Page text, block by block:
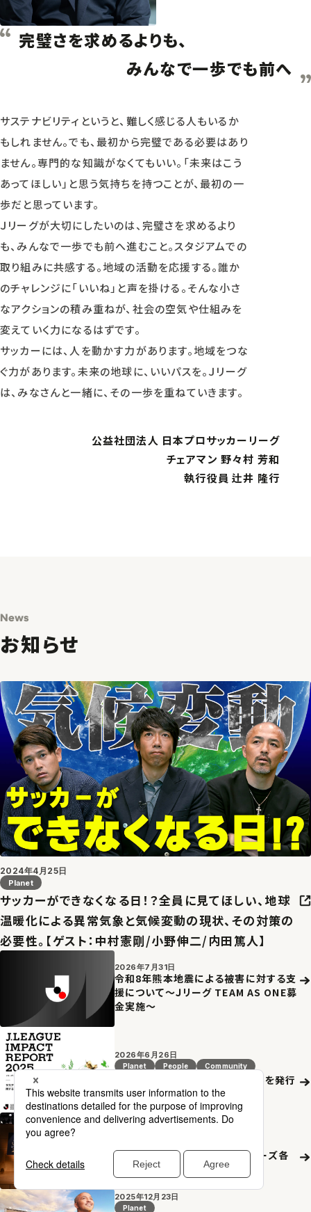
完璧さを求めるよりも、
みんなで一歩でも前へ
サステナビリティというと、難しく感じる人もいるか
もしれません。でも、最初から完璧である必要はあり
ません。専門的な知識がなくてもいい。「未来はこう
あってほしい」と思う気持ちを持つことが、最初の一
歩だと思っています。
Ｊリーグが大切にしたいのは、完璧さを求めるより
も、みんなで一歩でも前へ進むこと。スタジアムでの
取り組みに共感する。地域の活動を応援する。誰か
のチャレンジに「いいね」と声を掛ける。そんな小さ
なアクションの積み重ねが、社会の空気や仕組みを
変えていく力になるはずです。
サッカーには、人を動かす力があります。地域をつな
ぐ力があります。未来の地球に、いいパスを。Ｊリーグ
は、みなさんと一緒に、その一歩を重ねていきます。
公益社団法人 日本プロサッカーリーグ
チェアマン 野々村 芳和
執行役員 辻井 隆行
News
お知らせ
2024年4月25日
Planet
サッカーができなくなる日！？全員に見てほしい、地球
温暖化による異常気象と気候変動の現状、その対策の
必要性。【ゲスト：中村憲剛/小野伸二/内田篤人】
2026年7月31日
令和8年熊本地震による被害に対する支
援について～Ｊリーグ TEAM AS ONE募
金実施～
2026年6月26日
Planet People Community
Ｊリーグインパクトレポート2025を発行
２０２６Ｊリーグシャレン！アウォーズ各
賞決定のお知らせ
2025年12月23日
Planet